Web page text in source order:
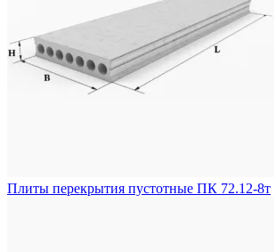
Плиты перекрытия пустотные ПК 72.12-8т